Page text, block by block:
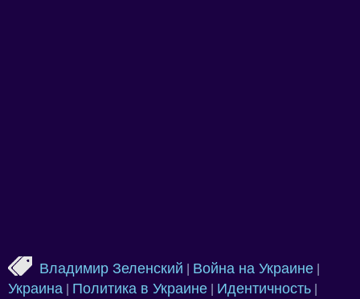
Владимир Зеленский Война на Украине
Украина Политика в Украине Идентичность